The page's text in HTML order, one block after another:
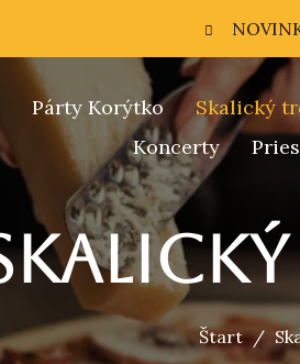
Párty Korýtko Skalický
Koncerty
Štart